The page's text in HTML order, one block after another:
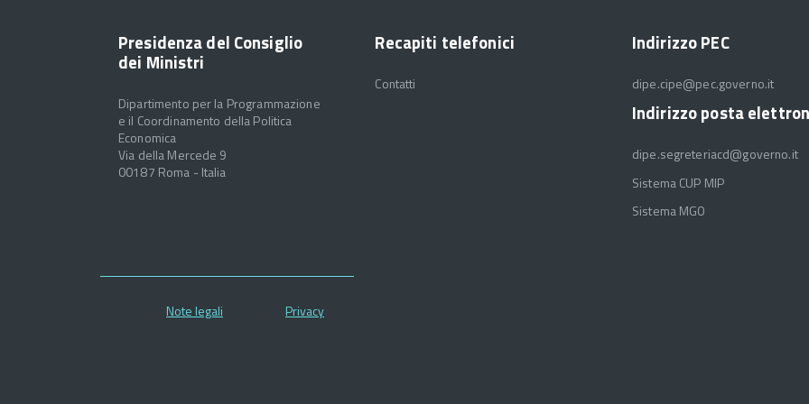
Presidenza del Consiglio
dei Ministri
Dipartimento per la Programmazione
e il Coordinamento della Politica
Economica
Via della Mercede 9
00187 Roma - Italia
Recapiti telefonici
Contatti
Indirizzo PEC
dipe.cipe@pec.governo.it
Indirizzo posta
dipe.segreteriacd@governo.it
Sistema CUP MIP
Sistema MGO
Note legali Privacy